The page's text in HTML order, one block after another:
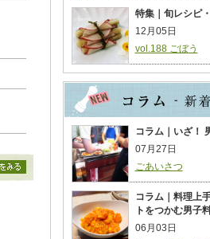
特集｜旬レシピ
12月05日
vol.188 ごぼう
コラム｜いざ！
07月27日
ごあいさつ
コラム｜料理上
トをつかむ男子
06月03日